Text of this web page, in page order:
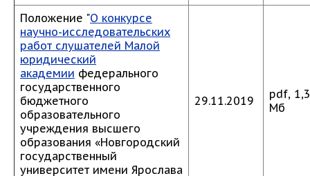
Положение "О конкурсе
научно-исследовательских
работ слушателей Малой
юридический
академии федерального
государственного
бюджетного
образовательного
учреждения высшего
образования «Новгородский
государственный
университет имени Ярослава
29.11.2019
pdf, 1,3
Мб